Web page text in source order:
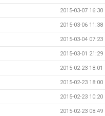
2015-03-07 16:30
2015-03-06 11:38
2015-03-04 07:23
2015-03-01 21:29
2015-02-23 18:01
2015-02-23 18:00
2015-02-23 10:20
2015-02-23 08:49